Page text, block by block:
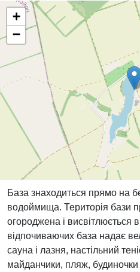
+
−
База знаходиться прямо на
водоймища. Територія бази
огороджена і висвітлюється
відпочиваючих база надає
сауна і лазня, настільний
майданчики, пляж, будиночки